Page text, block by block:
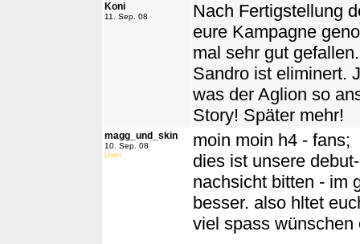
Koni
11. Sep. 08
Nach Fertigstellung
eure Kampagne
mal sehr gut
Sandro ist eliminert.
was der Aglion so
Story! Später mehr!
magg_und_skin
10. Sep. 08
User
moin moin h4 - fans;
dies ist unsere
nachsicht bitten - im
besser. also hltet
viel spass